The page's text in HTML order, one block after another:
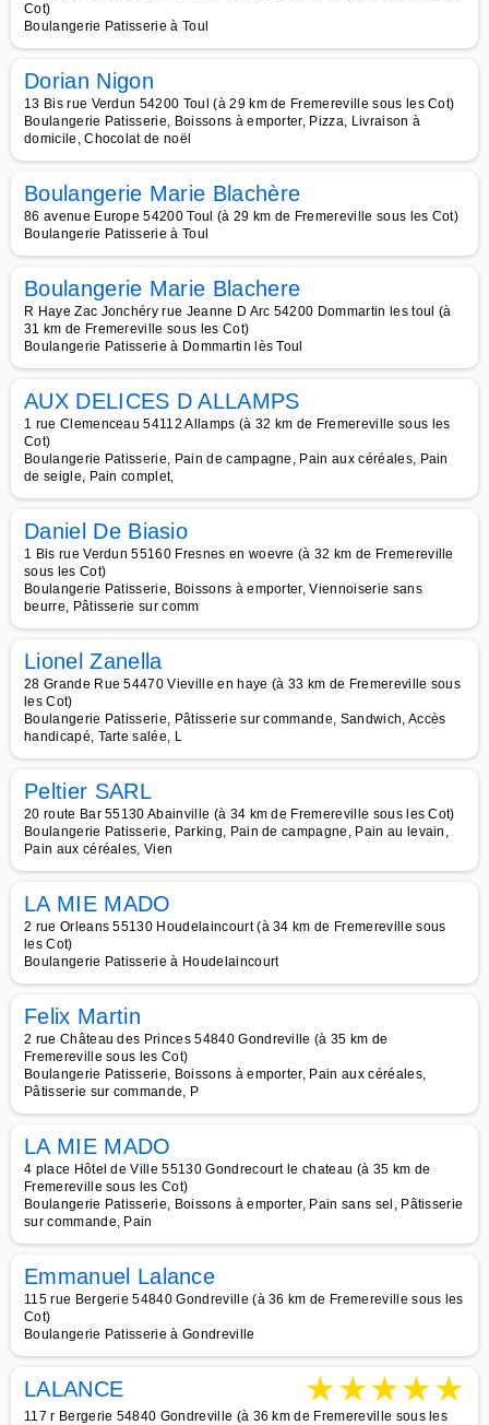
Cot)
Boulangerie Patisserie à Toul
Dorian Nigon
13 Bis rue Verdun 54200 Toul (à 29 km de Fremereville sous les Cot)
Boulangerie Patisserie, Boissons à emporter, Pizza, Livraison à
domicile, Chocolat de noël
Boulangerie Marie Blachère
86 avenue Europe 54200 Toul (à 29 km de Fremereville sous les Cot)
Boulangerie Patisserie à Toul
Boulangerie Marie Blachere
R Haye Zac Jonchéry rue Jeanne D Arc 54200 Dommartin les toul (à
31 km de Fremereville sous les Cot)
Boulangerie Patisserie à Dommartin lès Toul
AUX DELICES D ALLAMPS
1 rue Clemenceau 54112 Allamps (à 32 km de Fremereville sous les
Cot)
Boulangerie Patisserie, Pain de campagne, Pain aux céréales, Pain
de seigle, Pain complet,
Daniel De Biasio
1 Bis rue Verdun 55160 Fresnes en woevre (à 32 km de Fremereville
sous les Cot)
Boulangerie Patisserie, Boissons à emporter, Viennoiserie sans
beurre, Pâtisserie sur comm
Lionel Zanella
28 Grande Rue 54470 Vieville en haye (à 33 km de Fremereville sous
les Cot)
Boulangerie Patisserie, Pâtisserie sur commande, Sandwich, Accès
handicapé, Tarte salée, L
Peltier SARL
20 route Bar 55130 Abainville (à 34 km de Fremereville sous les Cot)
Boulangerie Patisserie, Parking, Pain de campagne, Pain au levain,
Pain aux céréales, Vien
LA MIE MADO
2 rue Orleans 55130 Houdelaincourt (à 34 km de Fremereville sous
les Cot)
Boulangerie Patisserie à Houdelaincourt
Felix Martin
2 rue Château des Princes 54840 Gondreville (à 35 km de
Fremereville sous les Cot)
Boulangerie Patisserie, Boissons à emporter, Pain aux céréales,
Pâtisserie sur commande, P
LA MIE MADO
4 place Hôtel de Ville 55130 Gondrecourt le chateau (à 35 km de
Fremereville sous les Cot)
Boulangerie Patisserie, Boissons à emporter, Pain sans sel, Pâtisserie
sur commande, Pain
Emmanuel Lalance
115 rue Bergerie 54840 Gondreville (à 36 km de Fremereville sous les
Cot)
Boulangerie Patisserie à Gondreville
LALANCE ★★★★★
117 r Bergerie 54840 Gondreville (à 36 km de Fremereville sous les